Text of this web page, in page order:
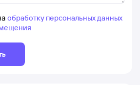
обработку персональных данных